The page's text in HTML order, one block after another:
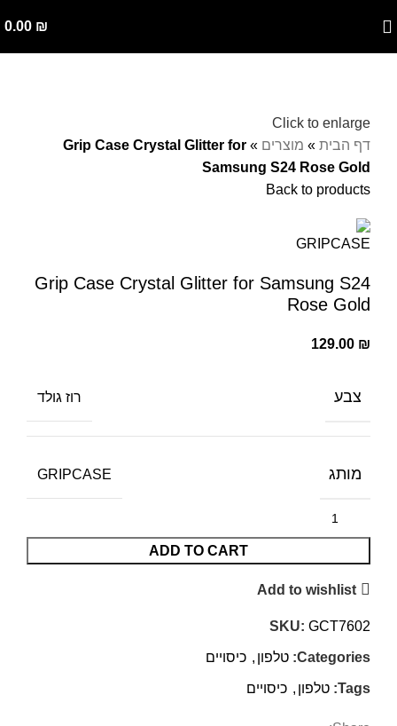
0.00 ₪
Click to enlarge
דף הבית » מוצרים »
Grip Case Crystal Glitter for
Samsung S24 Rose Gold
Back to products
Grip Case Crystal Glitter for Samsung S24
Rose Gold
129.00 ₪
צבע רוז גולד
מותג GRIPCASE
ADD TO CART
Add to wishlist
SKU: GCT7602
Categories: טלפון , כיסויים
Tags: טלפון , כיסויים